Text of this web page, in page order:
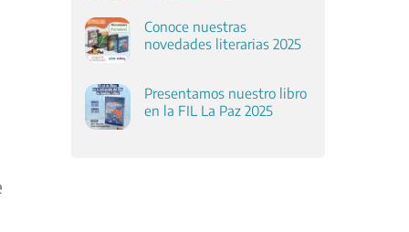
Conoce nuestras
novedades literarias 2025
Presentamos nuestro libro
en la FIL La Paz 2025